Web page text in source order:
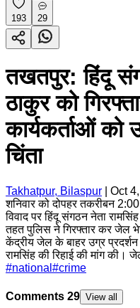
193 29
तखतपुर: हिंदू
ठाकुर को
कार्यकर्ताओं को
चिंता
Takhatpur, Bilaspur
Oct
शनिवार को दोपहर तकरीबन
विवाद पर हिंदू संगठन नेता
तहत पुलिस ने गिरफ्तार कर जेल
केंद्रीय जेल के बाहर उग्र
रामसिंह की रिहाई की मांग
#national #crime
Comments 29 View all